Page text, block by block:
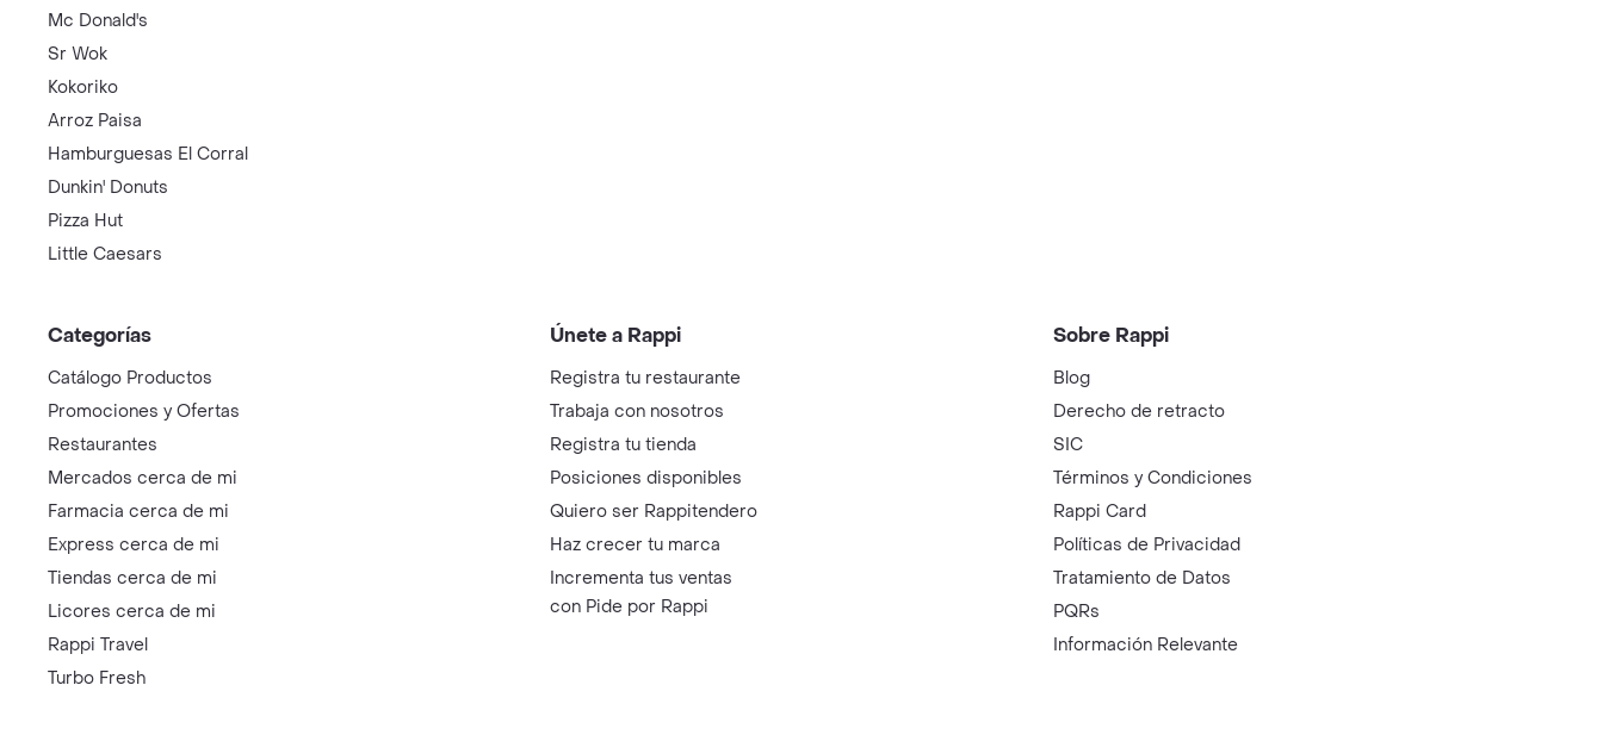
Mc Donald's
Sr Wok
Kokoriko
Arroz Paisa
Hamburguesas El Corral
Dunkin' Donuts
Pizza Hut
Little Caesars
Categorías
Catálogo Productos
Promociones y Ofertas
Restaurantes
Mercados cerca de mi
Farmacia cerca de mi
Express cerca de mi
Tiendas cerca de mi
Licores cerca de mi
Rappi Travel
Turbo Fresh
Únete a Rappi
Registra tu restaurante
Trabaja con nosotros
Registra tu tienda
Posiciones disponibles
Quiero ser Rappitendero
Haz crecer tu marca
Incrementa tus ventas
con Pide por Rappi
Sobre Rappi
Blog
Derecho de retracto
SIC
Términos y Condiciones
Rappi Card
Políticas de Privacidad
Tratamiento de Datos
PQRs
Información Relevante